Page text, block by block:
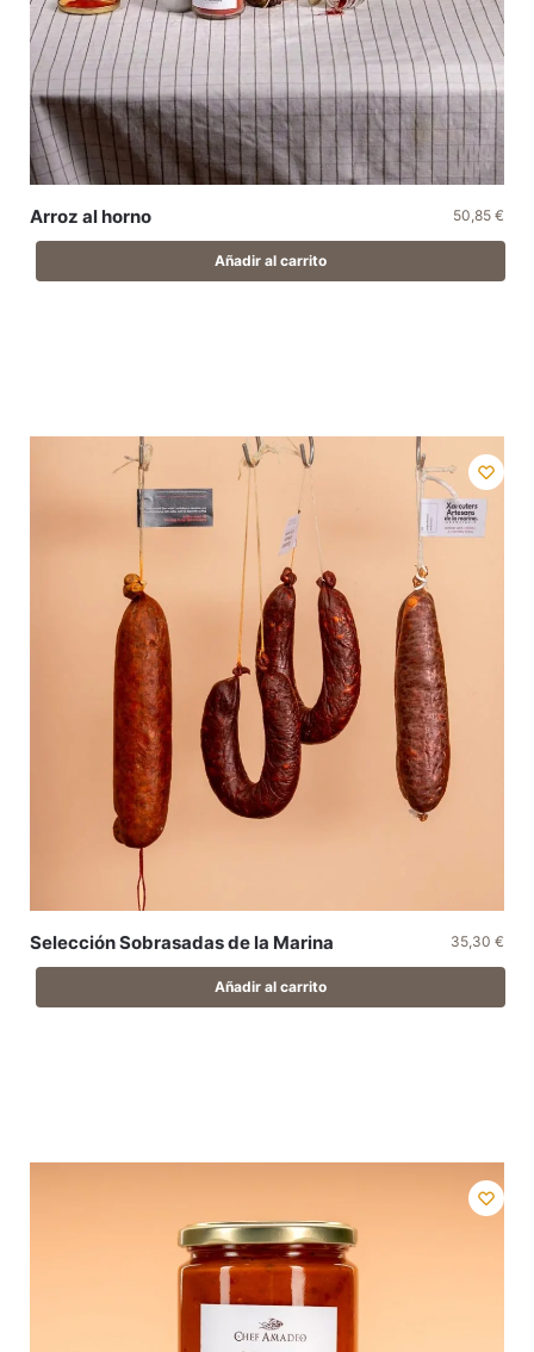
Arroz al horno 50,85 €
Añadir al carrito
Selección Sobrasadas de la Marina 35,30 €
Añadir al carrito